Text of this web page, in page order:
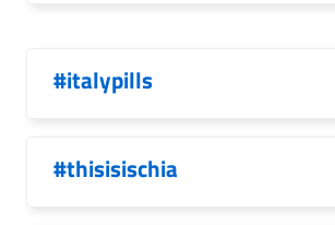
#italypills
#thisisischia